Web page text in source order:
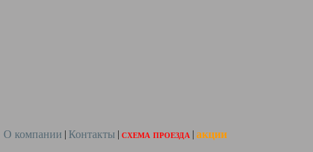
О компании Контакты схема проезда акции